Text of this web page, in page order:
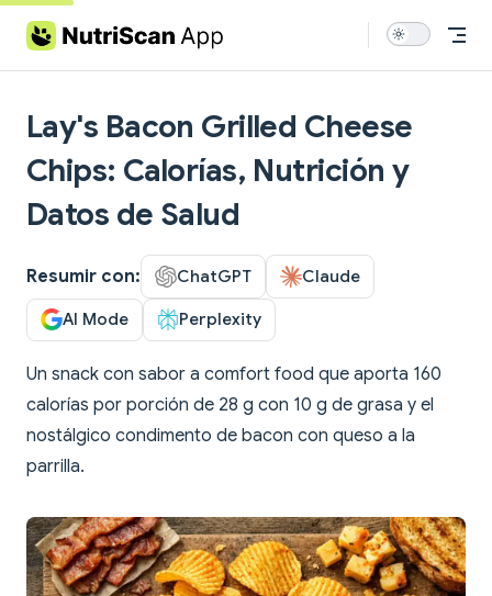
Skip to content
Lay's Bacon Grilled Cheese
Chips: Calorías, Nutrición y
Datos de Salud
Resumir con: ChatGPT Claude
AI Mode Perplexity
Un snack con sabor a comfort food que aporta 160
calorías por porción de 28 g con 10 g de grasa y el
nostálgico condimento de bacon con queso a la
parrilla.